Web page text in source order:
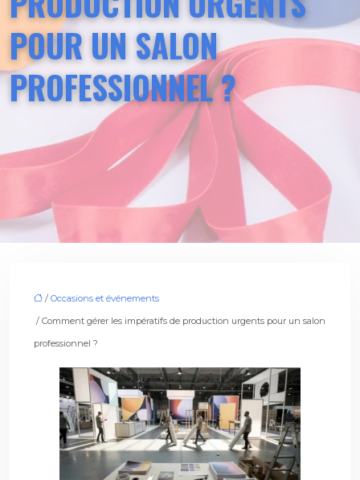
POUR UN SALON
PROFESSIONNEL ?
/ Occasions et événements
/ Comment gérer les impératifs de production urgents pour un salon
professionnel ?